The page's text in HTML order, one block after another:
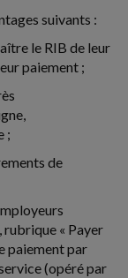
suivants :
le RIB de leur
paiement ;
;
de
rubrique « Payer
paiement par
(opéré par